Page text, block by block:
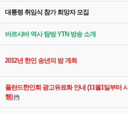
대통령 취임식 참가 희망자 모집
바르샤바 역사 탐방 YTN 방송 소개
2012년 한인 송년의 밤 개최
폴란드한인회 광고유료화 안내 (11월1일부터 시
행)